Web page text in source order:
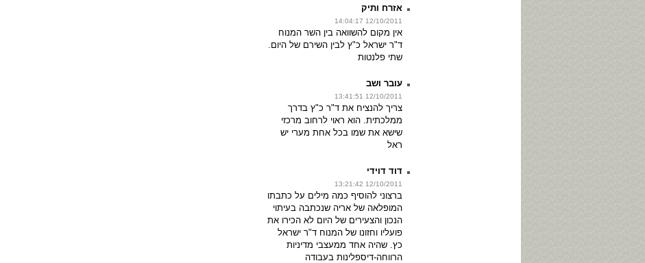
אזרח ותיק
12/10/2011 14:04:17
אין מקום להשוואה בין השר המנוח
ד"ר ישראל כ"ץ לבין השירם של היום.
שתי פלנטות
עובר ושב
12/10/2011 13:41:51
צריך להנציח את ד"ר כ"ץ בדרך
ממלכתית. הוא ראוי לרחוב מרכזי
שישא את שמו בכל אחת מערי יש
ראל
דוד דוידי
12/10/2011 13:21:42
ברצוני להוסיף כמה מילים על כתבתו
המופלאה של אריה שנכתבה בעיתוי
הנכון והצעירים של היום לא הכירו את
פועליו וחזונו של המנוח ד"ר ישראל
כץ. שהיה אחד ממעצבי מדיניות
הרווחה-דיספלינות בעבודה